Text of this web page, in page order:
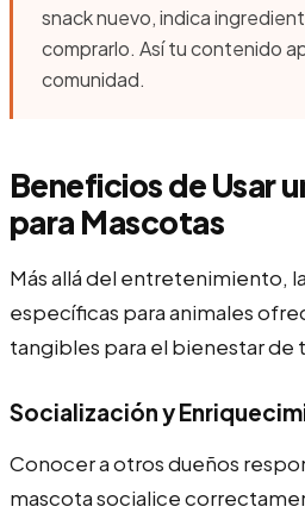
snack nuevo, indica
comprarlo. Así tu contenido
comunidad.
Beneficios de Usar
para Mascotas
Más allá del entretenimiento,
específicas para animales
tangibles para el bienestar de
Socialización y
Conocer a otros dueños
mascota socialice